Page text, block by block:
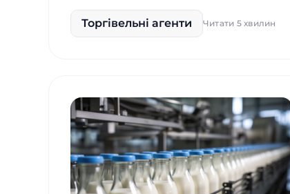
Торгівельні агенти Читати 5 хвилин